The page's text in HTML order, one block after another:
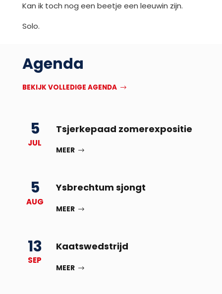
Kan ik toch nog een beetje een leeuwin zijn.
Solo.
Agenda
BEKIJK VOLLEDIGE AGENDA
5
JUL
Tsjerkepaad zomerexpositie
MEER
5
AUG
Ysbrechtum sjongt
MEER
13
SEP
Kaatswedstrijd
MEER